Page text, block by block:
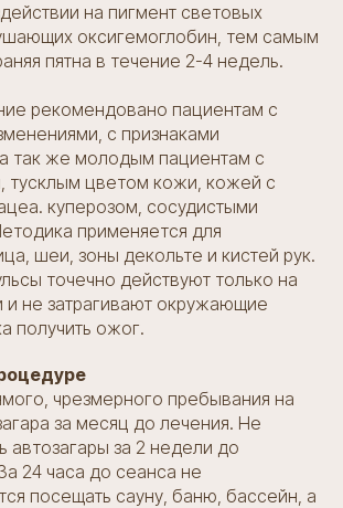
на пигмент световых
оксигемоглобин, тем самым
пятна в течение 2-4 недель.
рекомендовано пациентам с
с признаками
так же молодым пациентам с
тусклым цветом кожи, кожей с
куперозом, сосудистыми
применяется для
шеи, зоны декольте и кистей рук.
точечно действуют только на
не затрагивают окружающие
получить ожог.
чрезмерного пребывания на
за месяц до лечения. Не
автозагары за 2 недели до
24 часа до сеанса не
посещать сауну, баню, бассейн, а